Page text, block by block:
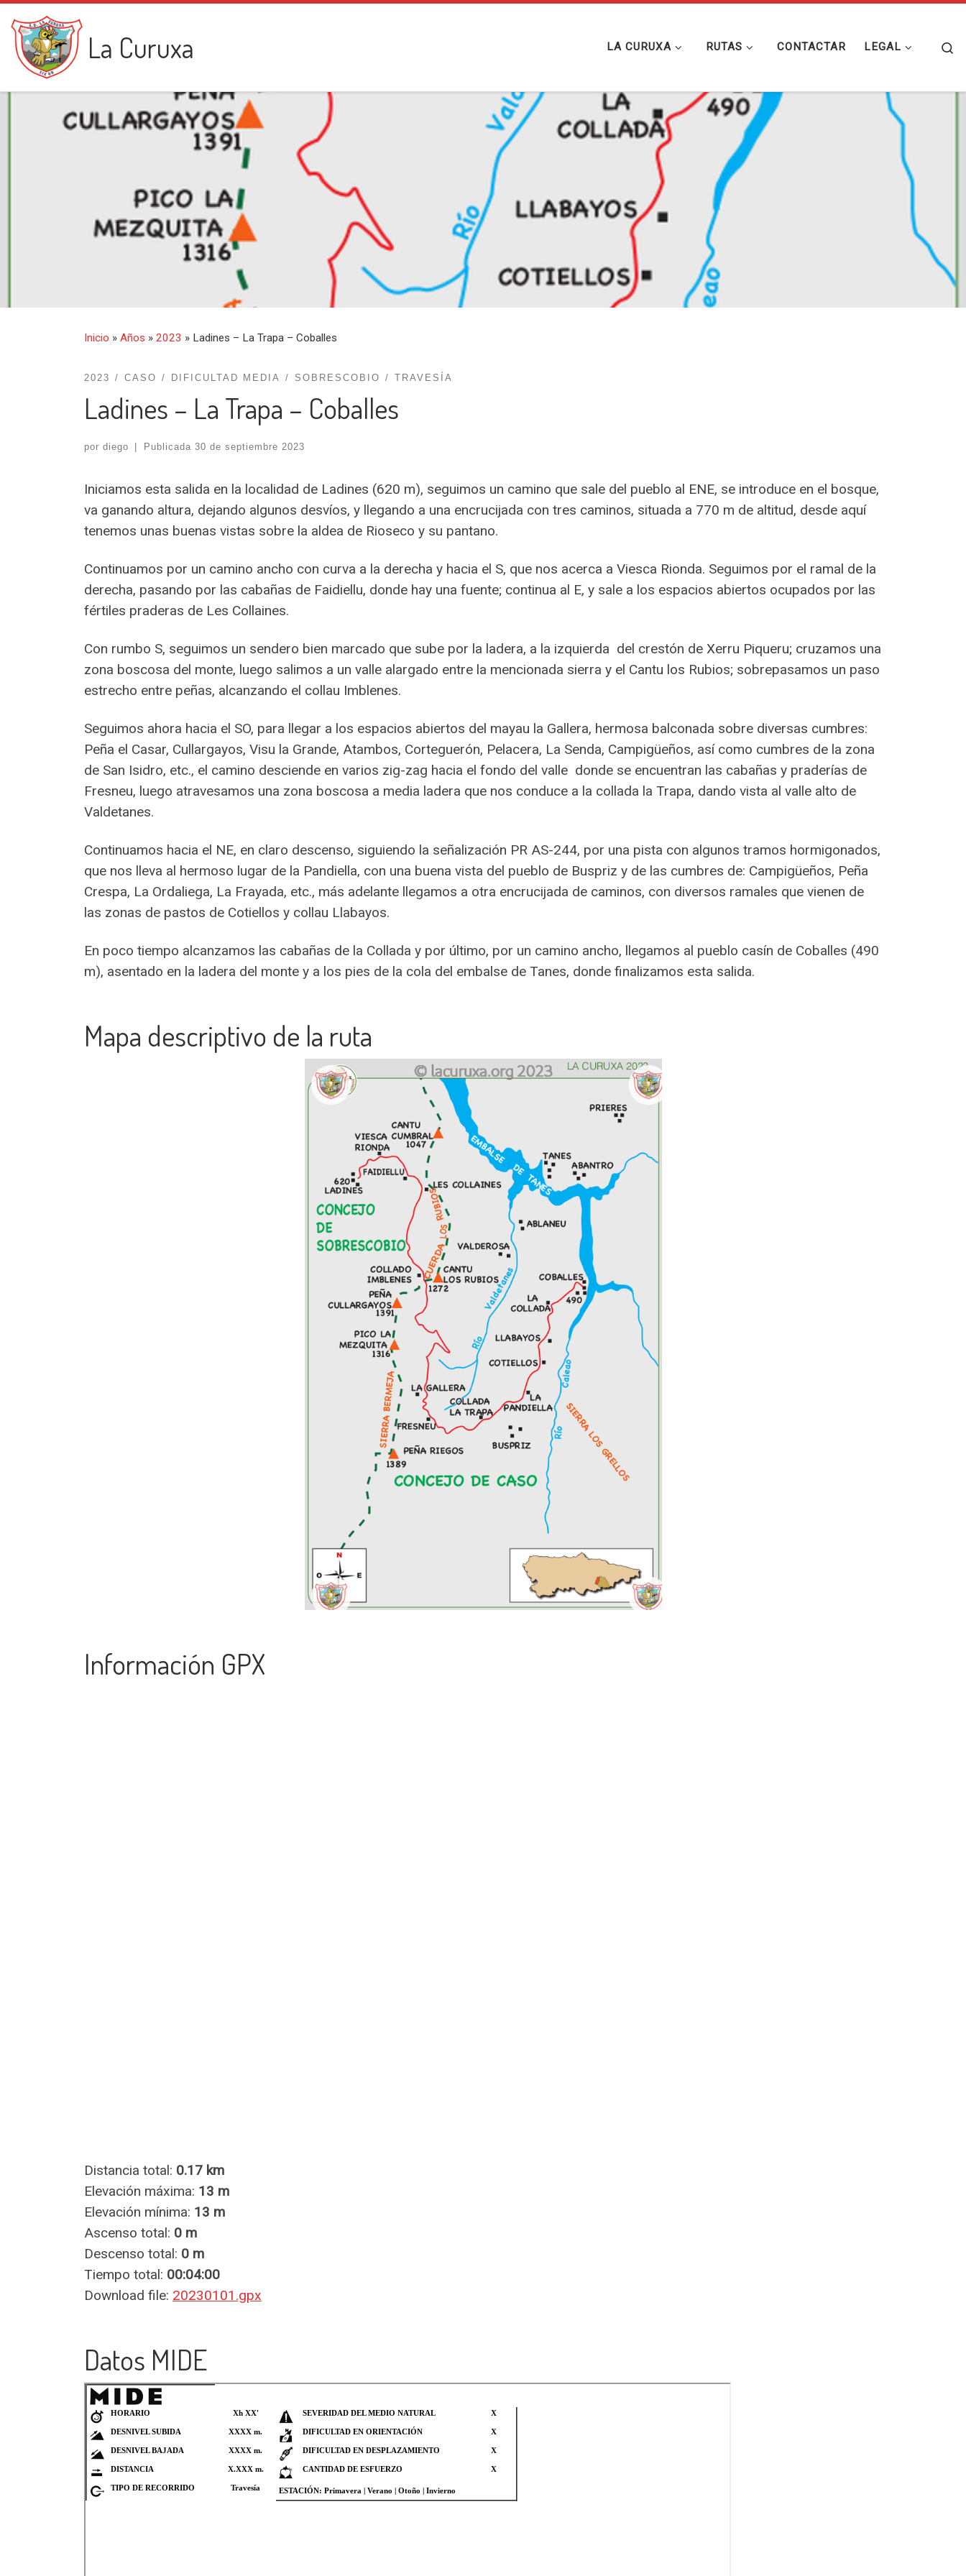
Saltar al contenido
La Curuxa LA CURUXA RUTAS CONTACTAR LEGAL
Inicio » Años » 2023 » Ladines – La Trapa – Coballes
2023 CASO DIFICULTAD MEDIA SOBRESCOBIO TRAVESÍA
Ladines – La Trapa – Coballes
por diego Publicada 30 de septiembre 2023
Iniciamos esta salida en la localidad de Ladines (620 m), seguimos un camino que sale del pueblo al ENE, se introduce en el bosque,
va ganando altura, dejando algunos desvíos, y llegando a una encrucijada con tres caminos, situada a 770 m de altitud, desde aquí
tenemos unas buenas vistas sobre la aldea de Rioseco y su pantano.
Continuamos por un camino ancho con curva a la derecha y hacia el S, que nos acerca a Viesca Rionda. Seguimos por el ramal de la
derecha, pasando por las cabañas de Faidiellu, donde hay una fuente; continua al E, y sale a los espacios abiertos ocupados por las
fértiles praderas de Les Collaines.
Con rumbo S, seguimos un sendero bien marcado que sube por la ladera, a la izquierda del crestón de Xerru Piqueru; cruzamos una
zona boscosa del monte, luego salimos a un valle alargado entre la mencionada sierra y el Cantu los Rubios; sobrepasamos un paso
estrecho entre peñas, alcanzando el collau Imblenes.
Seguimos ahora hacia el SO, para llegar a los espacios abiertos del mayau la Gallera, hermosa balconada sobre diversas cumbres:
Peña el Casar, Cullargayos, Visu la Grande, Atambos, Corteguerón, Pelacera, La Senda, Campigüeños, así como cumbres de la zona
de San Isidro, etc., el camino desciende en varios zig-zag hacia el fondo del valle donde se encuentran las cabañas y praderías de
Fresneu, luego atravesamos una zona boscosa a media ladera que nos conduce a la collada la Trapa, dando vista al valle alto de
Valdetanes.
Continuamos hacia el NE, en claro descenso, siguiendo la señalización PR AS-244, por una pista con algunos tramos hormigonados,
que nos lleva al hermoso lugar de la Pandiella, con una buena vista del pueblo de Buspriz y de las cumbres de: Campigüeños, Peña
Crespa, La Ordaliega, La Frayada, etc., más adelante llegamos a otra encrucijada de caminos, con diversos ramales que vienen de
las zonas de pastos de Cotiellos y collau Llabayos.
En poco tiempo alcanzamos las cabañas de la Collada y por último, por un camino ancho, llegamos al pueblo casín de Coballes (490
m), asentado en la ladera del monte y a los pies de la cola del embalse de Tanes, donde finalizamos esta salida.
Mapa descriptivo de la ruta
Información GPX
Distancia total: 0.17 km
Elevación máxima: 13 m
Elevación mínima: 13 m
Ascenso total: 0 m
Descenso total: 0 m
Tiempo total: 00:04:00
Download file: 20230101.gpx
Datos MIDE